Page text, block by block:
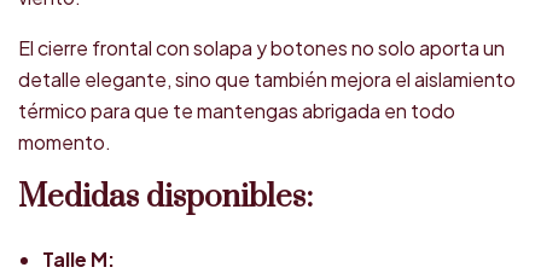
El cierre frontal con solapa y botones no solo aporta un
detalle elegante, sino que también mejora el aislamiento
térmico para que te mantengas abrigada en todo
momento.
Medidas disponibles:
Talle M: